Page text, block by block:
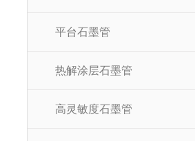
平台石墨管
热解涂层石墨管
高灵敏度石墨管